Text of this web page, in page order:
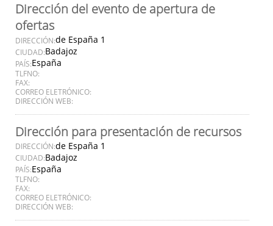
Dirección del evento de apertura de
ofertas
DIRECCIÓN:de España 1
CIUDAD:Badajoz
PAÍS:España
TLFNO:
FAX:
CORREO ELETRÓNICO:
DIRECCIÓN WEB:
Dirección para presentación de recursos
DIRECCIÓN:de España 1
CIUDAD:Badajoz
PAÍS:España
TLFNO:
FAX:
CORREO ELETRÓNICO:
DIRECCIÓN WEB: